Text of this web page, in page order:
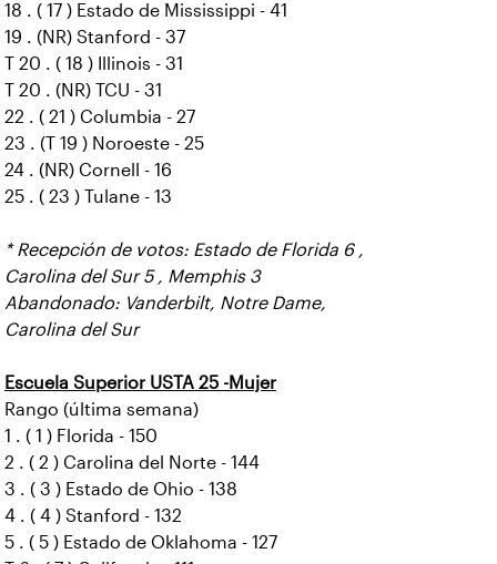
18 . ( 17 ) Estado de Mississippi - 41
19 . (NR) Stanford - 37
T 20 . ( 18 ) Illinois - 31
T 20 . (NR) TCU - 31
22 . ( 21 ) Columbia - 27
23 . (T 19 ) Noroeste - 25
24 . (NR) Cornell - 16
25 . ( 23 ) Tulane - 13
* Recepción de votos: Estado de Florida 6 ,
Carolina del Sur 5 , Memphis 3
Abandonado: Vanderbilt, Notre Dame,
Carolina del Sur
Escuela Superior USTA 25 -Mujer
Rango (última semana)
1 . ( 1 ) Florida - 150
2 . ( 2 ) Carolina del Norte - 144
3 . ( 3 ) Estado de Ohio - 138
4 . ( 4 ) Stanford - 132
5 . ( 5 ) Estado de Oklahoma - 127